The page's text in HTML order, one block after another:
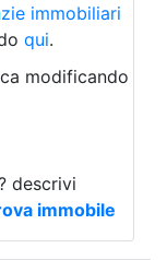
immobiliari
qui.
modificando
descrivi
immobile